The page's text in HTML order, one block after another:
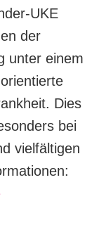
UKE
der
unter einem
Dies
bei
vielfältigen